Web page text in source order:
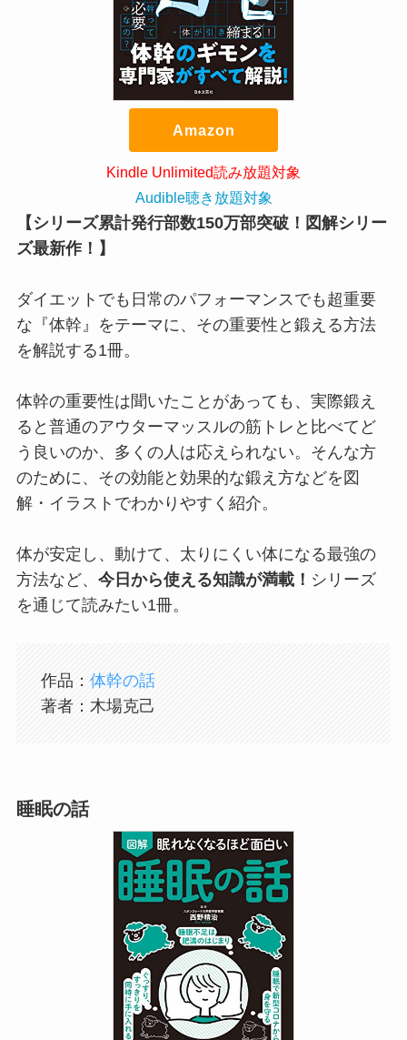
Amazon
Kindle Unlimited読み放題対象
Audible聴き放題対象
【シリーズ累計発行部数150万部突破！図解シリー
ズ最新作！】
ダイエットでも日常のパフォーマンスでも超重要
な『体幹』をテーマに、その重要性と鍛える方法
を解説する1冊。
体幹の重要性は聞いたことがあっても、実際鍛え
ると普通のアウターマッスルの筋トレと比べてど
う良いのか、多くの人は応えられない。そんな方
のために、その効能と効果的な鍛え方などを図
解・イラストでわかりやすく紹介。
体が安定し、動けて、太りにくい体になる最強の
方法など、 今日から使える知識が満載！ シリーズ
を通じて読みたい1冊。
作品： 体幹の話
著者：木場克己
睡眠の話